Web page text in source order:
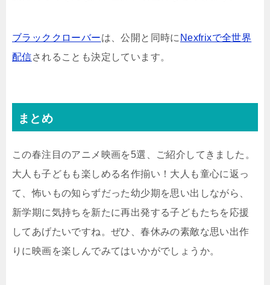
ブラッククローバーは、公開と同時に Nexfrixで全世界
配信されることも決定しています。
まとめ
この春注目のアニメ映画を5選、ご紹介してきました。
大人も子どもも楽しめる名作揃い！大人も童心に返っ
て、怖いもの知らずだった幼少期を思い出しながら、
新学期に気持ちを新たに再出発する子どもたちを応援
してあげたいですね。ぜひ、春休みの素敵な思い出作
りに映画を楽しんでみてはいかがでしょうか。